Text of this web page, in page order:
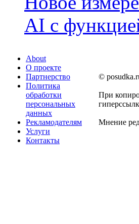
AI с
About
О проекте
Партнерство
Политика
обработки
персональных
данных
Рекламодателям
Услуги
Контакты
©
При
Мнение